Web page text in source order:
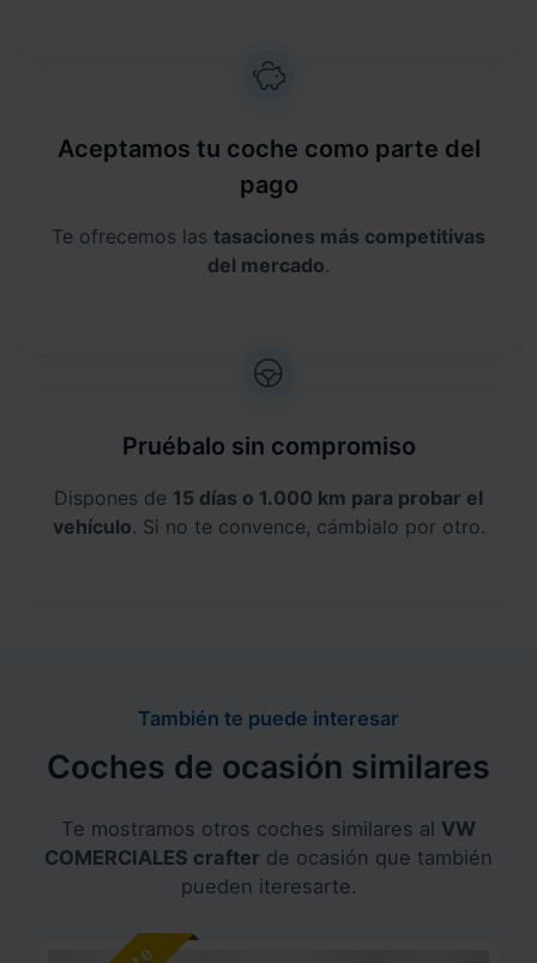
Aceptamos tu coche como parte del
pago
Te ofrecemos las tasaciones más competitivas
del mercado.
Pruébalo sin compromiso
Dispones de 15 días o 1.000 km para probar el
vehículo. Si no te convence, cámbialo por otro.
También te puede interesar
Coches de ocasión similares
Te mostramos otros coches similares al VW
COMERCIALES crafter de ocasión que también
pueden iteresarte.